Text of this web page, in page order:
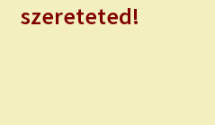
szereteted!